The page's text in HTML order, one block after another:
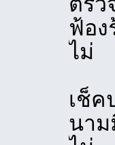
ฟ้อง
ไม่
เช็ค
นาม